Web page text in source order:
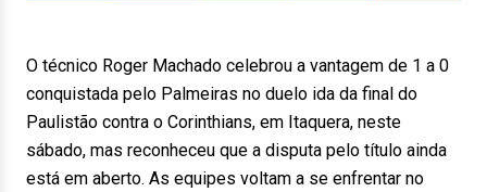
O técnico Roger Machado celebrou a vantagem de 1 a 0
conquistada pelo Palmeiras no duelo ida da final do
Paulistão contra o Corinthians, em Itaquera, neste
sábado, mas reconheceu que a disputa pelo título ainda
está em aberto. As equipes voltam a se enfrentar no